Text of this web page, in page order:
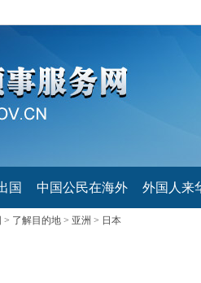
国 中国公民在海外 外国人来
> 了解目的地 > 亚洲 > 日本